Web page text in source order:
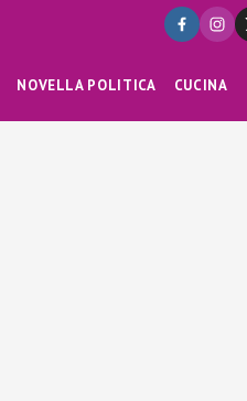
NOVELLA POLITICA CUCINA